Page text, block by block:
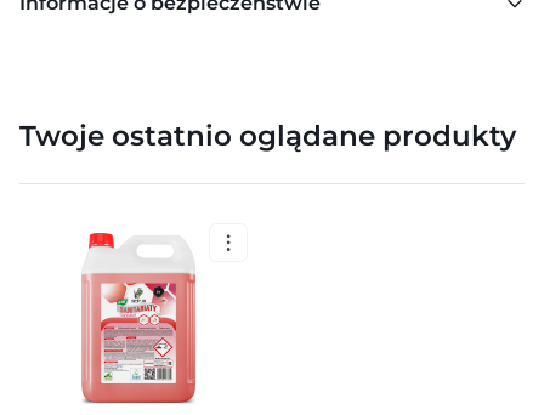
Twoje ostatnio oglądane produkty